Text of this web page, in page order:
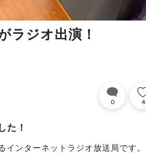
ラジオ出演！
0 4
た！
ンターネットラジオ放送局です。